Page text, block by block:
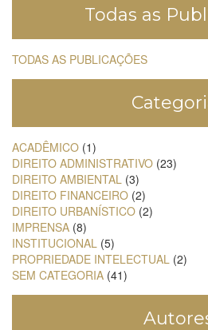
Todas as
TODAS AS PUBLICAÇÕES
ACADÊMICO (1)
DIREITO ADMINISTRATIVO (23)
DIREITO AMBIENTAL (3)
DIREITO FINANCEIRO (2)
DIREITO URBANÍSTICO (2)
IMPRENSA (8)
INSTITUCIONAL (5)
PROPRIEDADE INTELECTUAL (2)
SEM CATEGORIA (41)